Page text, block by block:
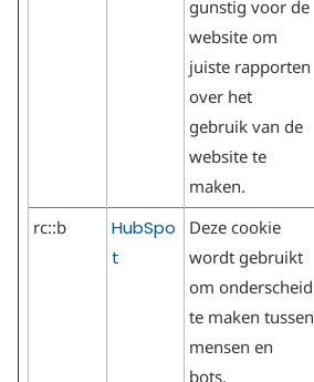
gunstig voor de
website om
juiste rapporten
over het
gebruik van de
website te
maken.
rc::b
HubSpo
t
Deze cookie
wordt gebruikt
om onderscheid
te maken tussen
mensen en
bots.